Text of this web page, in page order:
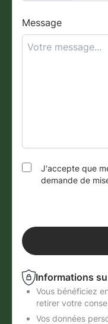
Message
J'accepte que
demande de
Informations
Vous bénéficiez
retirer votre
Vos données